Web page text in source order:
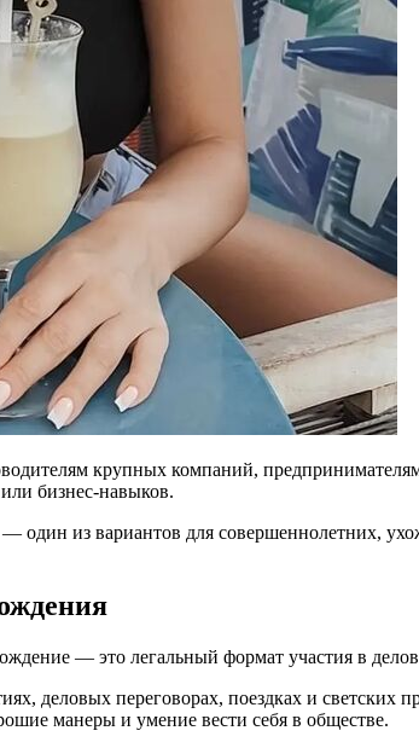
крупных компаний,
бизнес-навыков.
один из вариантов для совершеннолетних,
— это легальный формат участия в
деловых переговорах, поездках и
манеры и умение вести себя в обществе.